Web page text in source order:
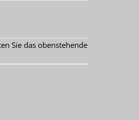
Sie das obenstehende